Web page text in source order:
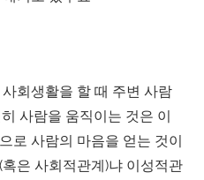
회생활을 할 때 주변 사람
사람을 움직이는 것은 이
로 사람의 마음을 얻는 것이
은 사회적관계)냐 이성적관